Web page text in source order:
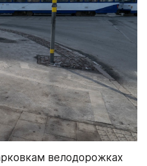
велодорожках